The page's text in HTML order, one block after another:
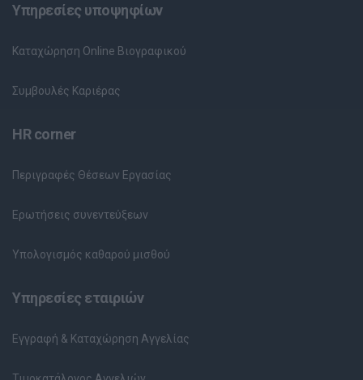
Υπηρεσίες υποψηφίων
Καταχώρηση Online Βιογραφικού
Συμβουλές Καριέρας
HR corner
Περιγραφές Θέσεων Εργασίας
Ερωτήσεις συνεντεύξεων
Υπολογισμός καθαρού μισθού
Υπηρεσίες εταιριών
Εγγραφή & Καταχώρηση Αγγελίας